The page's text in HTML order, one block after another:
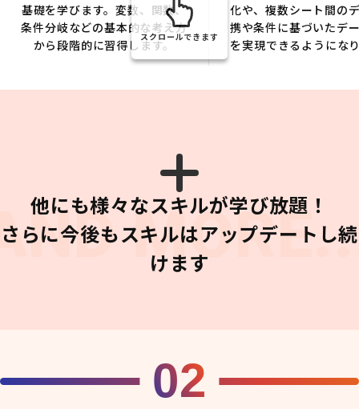
基礎を学びます。変数、関数、
条件分岐などの基本的な考え方
から段階的に習得します。
化や、複数シート間の
携や条件に基づいたデ
を実現できるようにな
スクロールできます
他にも様々なスキルが学び放題！
さらに今後もスキルはアップデートし続
けます
02